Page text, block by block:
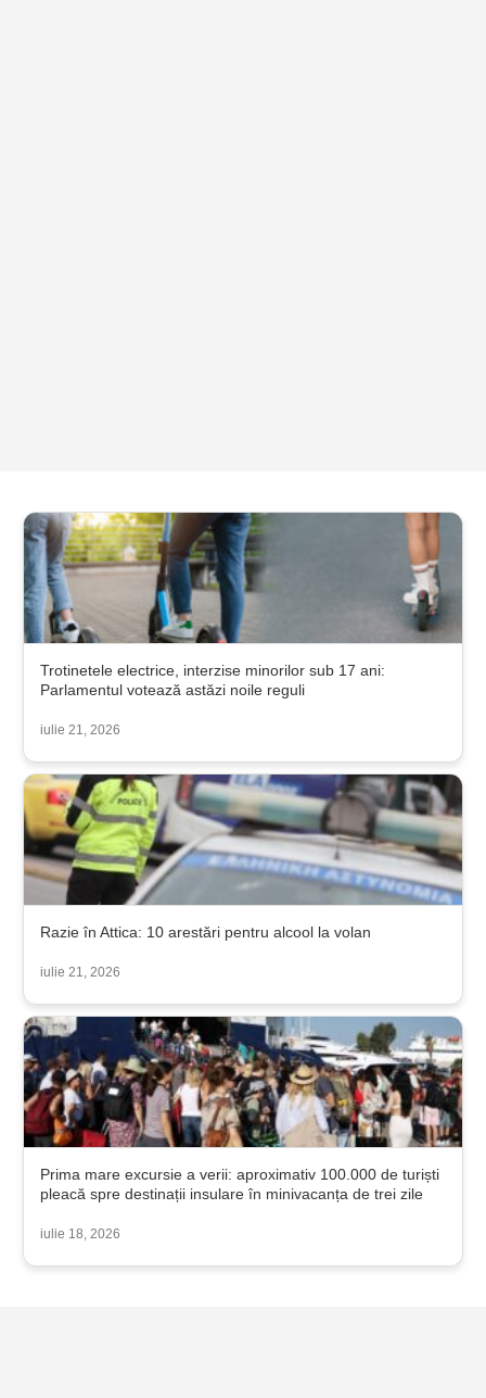
Trotinetele electrice, interzise minorilor sub 17 ani:
Parlamentul votează astăzi noile reguli
iulie 21, 2026
Razie în Attica: 10 arestări pentru alcool la volan
iulie 21, 2026
Prima mare excursie a verii: aproximativ 100.000 de turiști
pleacă spre destinații insulare în minivacanța de trei zile
iulie 18, 2026